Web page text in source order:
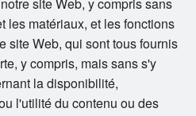
site Web, y compris sans
les matériaux, et les fonctions
site Web, qui sont tous fournis
y compris, mais sans s'y
la disponibilité,
l'utilité du contenu ou des